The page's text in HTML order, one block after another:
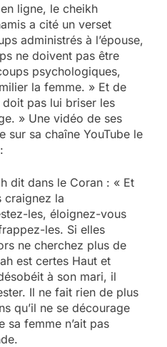
ligne, le cheikh
a cité un verset
administrés à l’épouse,
ne doivent pas être
psychologiques,
la femme. » Et de
pas lui briser les
» Une vidéo de ses
sur sa chaîne YouTube le
dit dans le Coran : « Et
craignez la
les, éloignez-vous
les. Si elles
ne cherchez plus de
est certes Haut et
à son mari, il
Il ne fait rien de plus
qu’il ne se décourage
sa femme n’ait pas